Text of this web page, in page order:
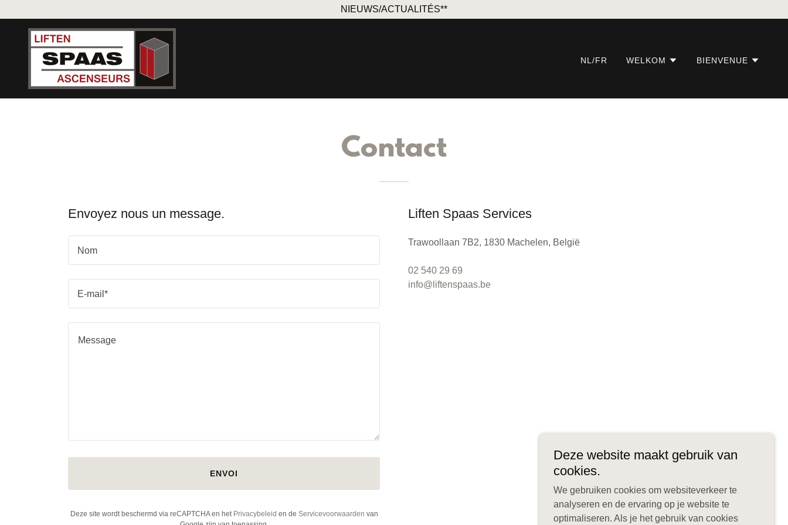
NIEUWS/ACTUALITÉS**
NL/FR WELKOM BIENVENUE
Contact
Envoyez nous un message.
Nom
E-mail*
ENVOI
Deze site wordt beschermd via reCAPTCHA en het Privacybeleid en de Servicevoorwaarden van
Liften Spaas Services
Trawoollaan 7B2, 1830 Machelen, België
02 540 29 69
info@liftenspaas.be
Deze website maakt gebruik van
cookies.
We gebruiken cookies om websiteverkeer te
analyseren en de ervaring op je website te
optimaliseren. Als je het gebruik van cookies